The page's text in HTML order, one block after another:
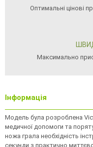
Оптимальні цінові
Максимально
Інформація
Модель була розроблена
медичної допомоги та
ножа грала необхідність
секунди з практично